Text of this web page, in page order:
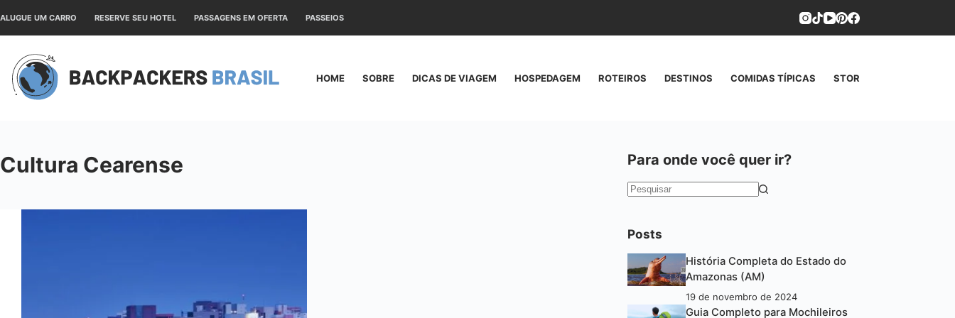
conteúdo
ALUGUE UM CARRO RESERVE SEU HOTEL PASSAGENS EM OFERTA PASSEIOS
HOME SOBRE DICAS DE VIAGEM HOSPEDAGEM ROTEIROS DESTINOS COMIDAS TÍPICAS STORIES
Cultura Cearense Para onde você quer ir?
Posts
História Completa do Estado do
Amazonas (AM)
19 de novembro de 2024
Guia Completo para Mochileiros